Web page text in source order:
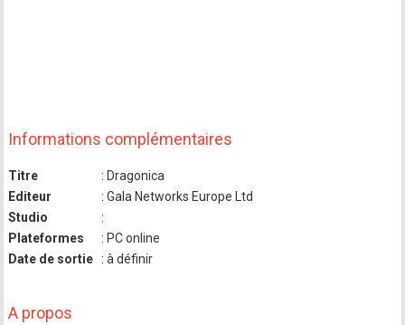
Informations complémentaires
Titre
: Dragonica
Editeur
: Gala Networks Europe Ltd
Studio
:
Plateformes
: PC online
Date de sortie
: à définir
A propos